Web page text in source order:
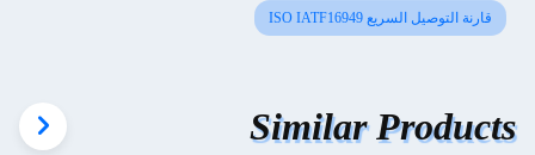
قارنة التوصيل السريع ISO IATF16949
Similar Products